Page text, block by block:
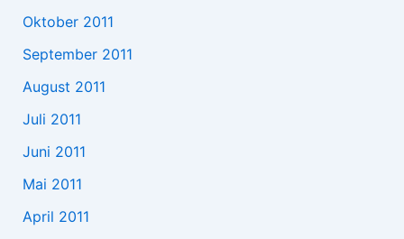
Oktober 2011
September 2011
August 2011
Juli 2011
Juni 2011
Mai 2011
April 2011